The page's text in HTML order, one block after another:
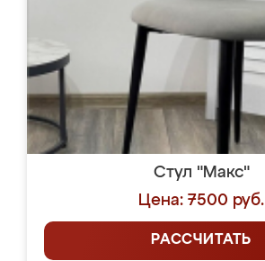
Стул "Макс"
Цена: 7500 руб.
РАССЧИТАТЬ